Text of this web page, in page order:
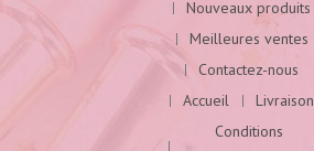
Nouveaux produits
Meilleures ventes
Contactez-nous
Accueil
Livraison
Conditions